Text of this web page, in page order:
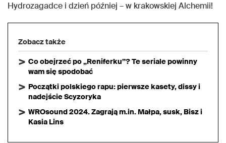
Hydrozagadce i dzień później – w krakowskiej Alchemii!
Zobacz także
Co obejrzeć po „Reniferku”? Te seriale powinny
wam się spodobać
Początki polskiego rapu: pierwsze kasety, dissy i
nadejście Scyzoryka
WROsound 2024. Zagrają m.in. Małpa, susk, Bisz i
Kasia Lins